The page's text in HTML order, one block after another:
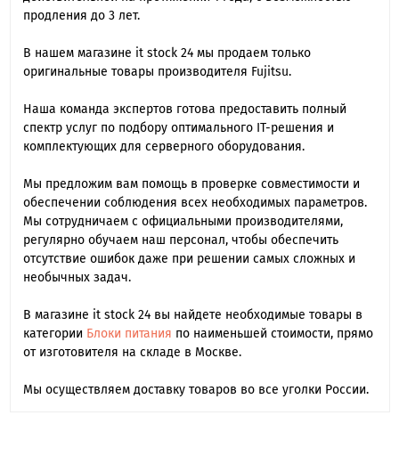
продления до 3 лет.
В нашем магазине it stock 24 мы продаем только
оригинальные товары производителя Fujitsu.
Наша команда экспертов готова предоставить полный
спектр услуг по подбору оптимального IT-решения и
комплектующих для серверного оборудования.
Мы предложим вам помощь в проверке совместимости и
обеспечении соблюдения всех необходимых параметров.
Мы сотрудничаем с официальными производителями,
регулярно обучаем наш персонал, чтобы обеспечить
отсутствие ошибок даже при решении самых сложных и
необычных задач.
В магазине it stock 24 вы найдете необходимые товары в
категории Блоки питания по наименьшей стоимости, прямо
от изготовителя на складе в Москве.
Мы осуществляем доставку товаров во все уголки России.